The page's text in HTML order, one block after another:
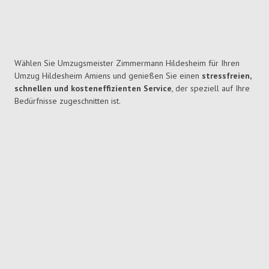
Wählen Sie Umzugsmeister Zimmermann Hildesheim für Ihren
Umzug Hildesheim Amiens und genießen Sie einen stressfreien,
schnellen und kosteneffizienten Service, der speziell auf Ihre
Bedürfnisse zugeschnitten ist.